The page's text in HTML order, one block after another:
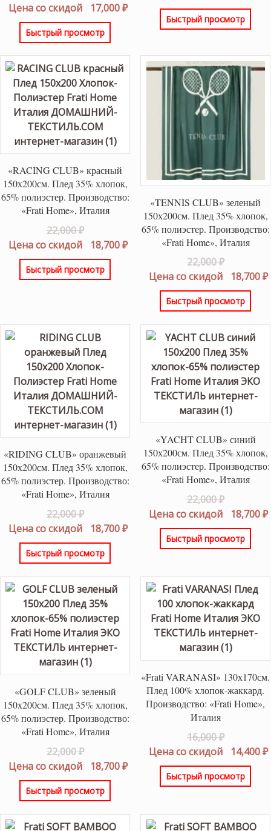
цена
составляла
20,000 ₽.
Цена со скидой 17,000₽Текущая
Быстрый просмотр
22,000 ₽.
Быстрый просмотр
«RACING CLUB» красный
150х200см. Плед 35% хлопок,
65% полиэстер. Производство:
«Frati Home», Италия
22,000₽Первоначальная
цена
составляла
22,000 ₽.
Цена со скидой 18,700₽Текущая
18,700 ₽.
Быстрый просмотр
«TENNIS CLUB» зеленый
150х200см. Плед 35% хлопок,
65% полиэстер. Производство:
«Frati Home», Италия
22,000₽
цена
22,000 ₽.
Цена со скидой 18,700₽
Быстрый просмотр
«RIDING CLUB» оранжевый
150х200см. Плед 35% хлопок,
65% полиэстер. Производство:
«Frati Home», Италия
22,000₽Первоначальная
цена
составляла
22,000 ₽.
Цена со скидой 18,700₽Текущая
Быстрый просмотр
«YACHT CLUB» синий
150х200см. Плед 35% хлопок,
65% полиэстер. Производство:
«Frati Home», Италия
22,000₽
цена
22,000 ₽.
Цена со скидой 18,700₽
Быстрый просмотр
«GOLF CLUB» зеленый
150х200см. Плед 35% хлопок,
65% полиэстер. Производство:
«Frati Home», Италия
22,000₽Первоначальная
цена
составляла
22,000 ₽.
Цена со скидой 18,700₽Текущая
Быстрый просмотр
«Frati VARANASI» 130х170см.
Плед 100% хлопок-жаккард.
Производство: «Frati Home»,
Италия
16,000₽
цена
16,000 ₽.
Цена со скидой 14,400₽
Быстрый просмотр